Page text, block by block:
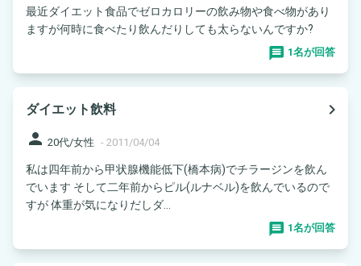
最近ダイエット食品でゼロカロリーの飲み物や食べ物があり
ますが何時に食べたり飲んだりしても太らないんですか?
1名が回答
ダイエット飲料
navigate_next
person 20代/女性 - 2011/04/04
私は四年前から甲状腺機能低下(橋本病)でチラージンを飲ん
でいます そして二年前からピル(ルナベル)を飲んでいるので
すが 体重が気になりだしダ...
1名が回答